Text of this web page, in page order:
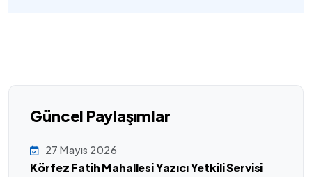
Güncel Paylaşımlar
27 Mayıs 2026
Körfez Fatih Mahallesi Yazıcı Yetkili Servisi